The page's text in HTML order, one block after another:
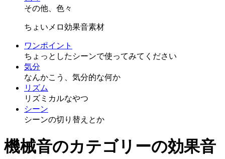
その他、色々
ちょいメロ効果音素材
ワンポイント
ちょっとしたシーンで使ってみてください
気分
なんかこう、気分的な何か
リズム
リズミカルなやつ
シーン
シーンの切り替えとか
機械音のカテゴリーの効果音